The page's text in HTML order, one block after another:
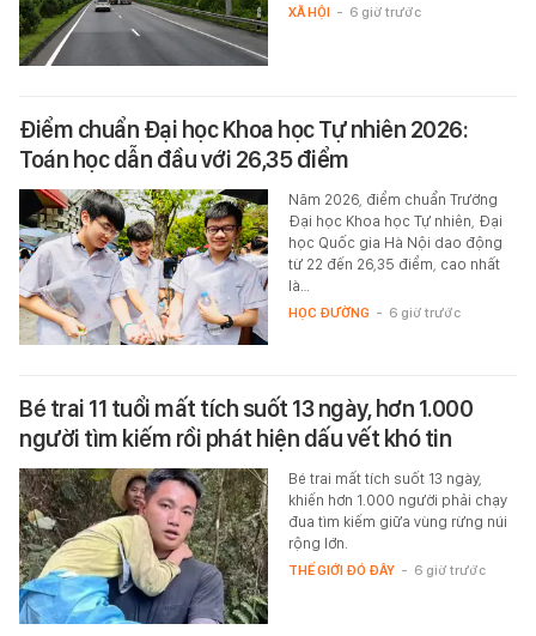
XÃ HỘI - 6 giờ trước
Điểm chuẩn Đại học Khoa học Tự nhiên 2026:
Toán học dẫn đầu với 26,35 điểm
Năm 2026, điểm chuẩn Trường
Đại học Khoa học Tự nhiên, Đại
học Quốc gia Hà Nội dao động
từ 22 đến 26,35 điểm, cao nhất
là…
HỌC ĐƯỜNG - 6 giờ trước
Bé trai 11 tuổi mất tích suốt 13 ngày, hơn 1.000
người tìm kiếm rồi phát hiện dấu vết khó tin
Bé trai mất tích suốt 13 ngày,
khiến hơn 1.000 người phải chạy
đua tìm kiếm giữa vùng rừng núi
rộng lớn.
THẾ GIỚI ĐÓ ĐÂY - 6 giờ trước